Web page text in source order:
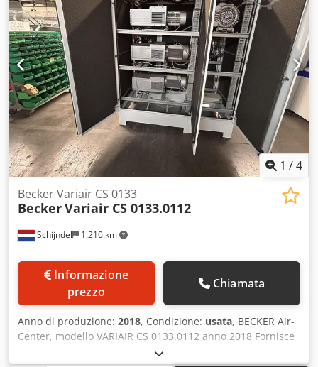
sede di Karlsbad, tutti i componenti, dai supporti fissi con
morsetti o barre di bloccaggio, inclusi i modelli dotati di
funzione di oscillazione. Sono possibili adattamenti ad
altre interfacce o sistemi. I nostri prodotti sono realizzati in
acciaio inossidabile e poi sottoposti a trattamento di
tempra. Siamo a vostra disposizione per eventuali
domande o per assistenza tecnica.
1 /4
Schijndel 1.210 km
Becker Variair CS 0133
BeckerVariair CS 0133.0112
prezzo
Chiamata
Anno di produzione: 2018, Condizione: usata, BECKER Air-
Center, modello VARIAIR CS 0133.0112 anno 2018 Fornisce
aria compressa, aspirazione e aria soffiata per una